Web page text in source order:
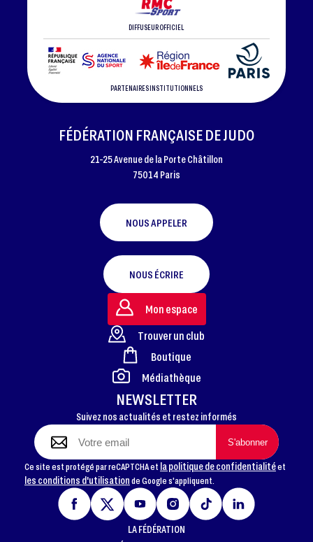
DIFFUSEUR OFFICIEL
PARTENAIRES INSTITUTIONNELS
FOOTER
FÉDÉRATION FRANÇAISE DE JUDO
21-25 Avenue de la Porte Châtillon
75014 Paris
NOUS APPELER
NOUS ÉCRIRE
NEWSLETTER
Suivez nos actualités et restez informés
Ce site est protégé par reCAPTCHA et la politique de confidentialitéet
les conditions d'utilisationde Google s'appliquent.
Mon espace
Trouver un club
Boutique
Médiathèque
LA FÉDÉRATION